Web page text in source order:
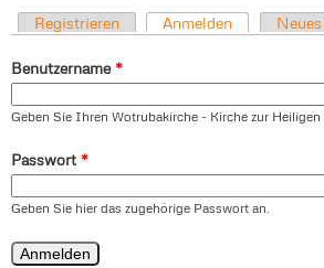
Registrieren Anmelden
Benutzername *
Geben Sie Ihren Wotrubakirche - Kirche zur
Passwort *
Geben Sie hier das zugehörige Passwort an.